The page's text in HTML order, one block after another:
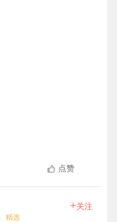
点赞
精选
+关注